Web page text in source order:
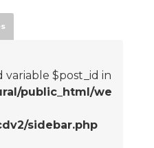
variable $post_id in
public_html/we
sidebar.php